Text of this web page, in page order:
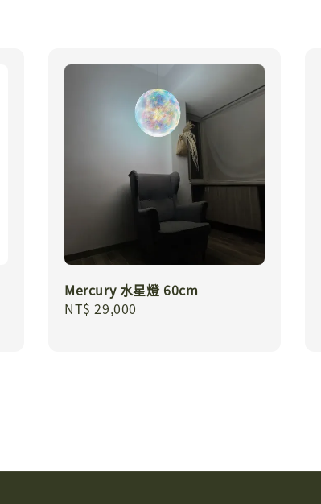
Mercury 水星燈 60cm
Regular
NT$ 29,000